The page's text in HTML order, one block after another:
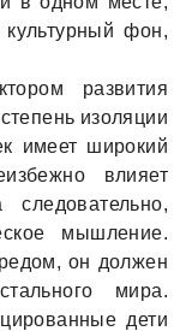
фон,
развития
изоляции
имеет широкий
влияет
мышление.
он должен
мира.
дети